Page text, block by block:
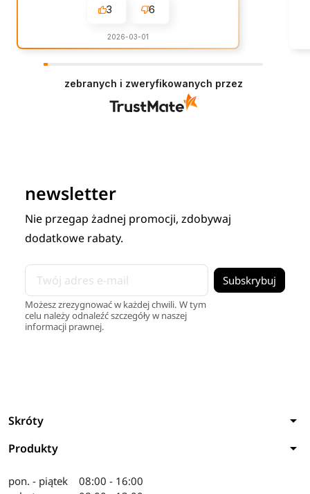
3 6
2026-03-01
zebranych i zweryfikowanych przez
newsletter
Nie przegap żadnej promocji, zdobywaj
dodatkowe rabaty.
Możesz zrezygnować w każdej chwili. W tym
celu należy odnaleźć szczegóły w naszej
informacji prawnej.
Skróty arrow_drop_down
Produkty arrow_drop_down
pon. - piątek
08:00 - 16:00